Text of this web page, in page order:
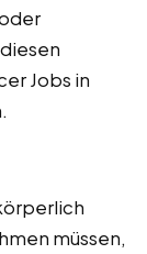
Jobs in
müssen,